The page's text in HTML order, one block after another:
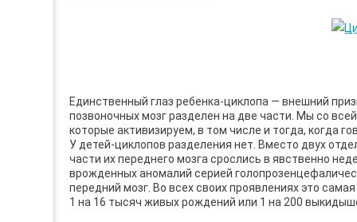
Единственный глаз ребенка-циклопа — внешний
позвоночных мозг разделен на две части. Мы со
которые активизируем, в том числе и тогда, когда
У детей-циклопов разделения нет. Вместо двух
части их переднего мозга срослись в явственно
врожденных аномалий серией
передний мозг. Во всех своих проявлениях это
1 на 16 тысяч живых рождений или 1 на 200